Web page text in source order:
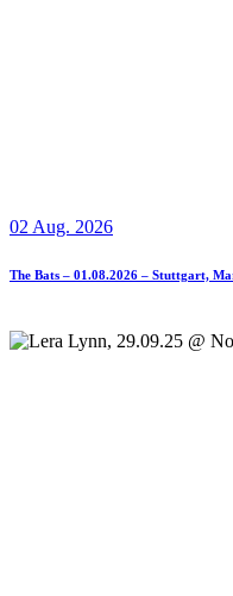
02 Aug. 2026
The Bats – 01.08.2026 – Stuttgart,